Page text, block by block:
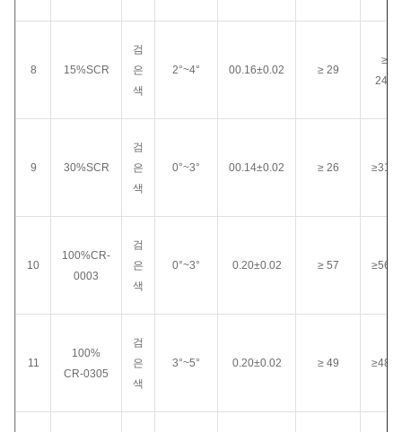
8 15%SCR
검
은
색
2°~4° 00.16±0.02 ≥ 29
≥
240
9 30%SCR
검
은
색
0°~3° 00.14±0.02 ≥ 26 ≥310
10
100%CR-
0003
검
은
색
0°~3° 0.20±0.02 ≥ 57 ≥560
11
100%
CR-0305
검
은
색
3°~5° 0.20±0.02 ≥ 49 ≥480